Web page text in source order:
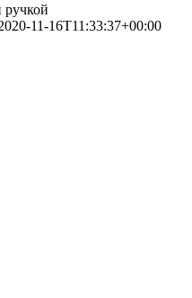
11-16T11:33:37+00:00